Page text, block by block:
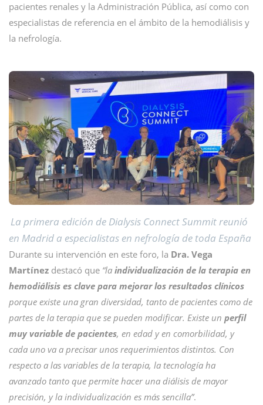
pacientes renales y la Administración Pública, así como con
especialistas de referencia en el ámbito de la hemodiálisis y
la nefrología.
La primera edición de Dialysis Connect Summit reunió
en Madrid a especialistas en nefrología de toda España
Durante su intervención en este foro, la Dra. Vega
Martínez destacó que “la individualización de la terapia en
hemodiálisis es clave para mejorar los resultados clínicos
porque existe una gran diversidad, tanto de pacientes como de
partes de la terapia que se pueden modificar. Existe un perfil
muy variable de pacientes, en edad y en comorbilidad, y
cada uno va a precisar unos requerimientos distintos. Con
respecto a las variables de la terapia, la tecnología ha
avanzado tanto que permite hacer una diálisis de mayor
precisión, y la individualización es más sencilla”.